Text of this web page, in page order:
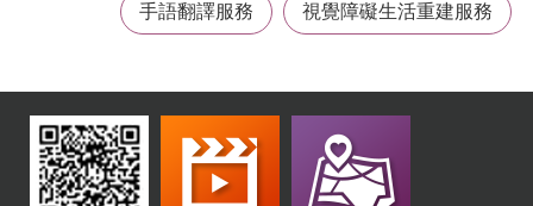
手語翻譯服務 視覺障礙生活重建服務